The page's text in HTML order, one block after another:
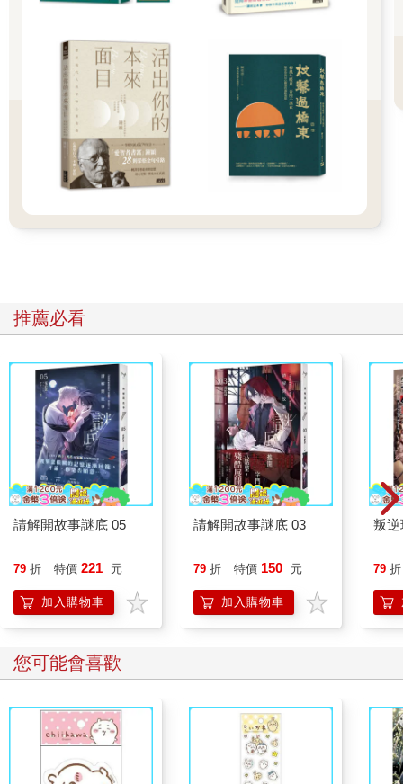
時，她們可以一次在大腦的初級整合區展開數十年相關記憶。這
是上天賜給女性養育後代的能力。
舉例而言，假如孩子在半夜發高燒了，女人會回想以往的發燒情
形，再觀察現在的狀況。如果與過去的情況不同，就會察覺到
「孩子明明發高燒，臉卻不是紅的，反而有點發青，跟之前都不
一樣……」而感到緊張。有時也會回想起老大發生過類似的情
況、自己小時候的記憶，或是幾年前在公園跟媽媽朋友聊天時得
到的資訊……全部的記憶總動員以後，再機動性地判斷該如何應
付眼前發生的狀況。
比起外表，魄力更能反映出女人的年齡。
當然，我想世上總是會有必須為了秩序而誠實堅守過去判斷的時
候，而我一直以來在職場上也是這樣做的。但是攸關家人性命的
事情，不可能講究什麼公平性或普遍性。因為有時母親或妻子的
直覺，會一眼看出醫生疏忽掉的地方。
好的，這個育兒或照護必備的「總動員過去類似記憶」的能力，
其實有個副作用。
那就是，丈夫一旦說出任何少根筋的話，妻子的腦海裡就會一次
列出他過去所有少根筋的發言。由於是在無意識之間、一瞬間發
生的事，因此很可惜的是，我們也無法阻止。仔細想想，大腦只
不過是很認真地在進行「一次列出這個當下發生的事情的相關記
憶」的作業而已。至於那是最好睜一隻眼、閉一隻眼的負面記
因此呢，如果是結婚二十年的主婦，就能夠一口氣細數二十年來
的不滿。「你還記得我在懷小明的時候，你對著孕吐很嚴重的我
說過什麼嗎？」（如今小明都已經是大學生了）類似這樣的情況
比比皆是。
把陳年積怨說得像昨天發生的事一樣充滿臨場感……這樣的妻子
在古今中外都不算稀奇。
去微不足道的失敗，卻在妻子腦中一再回放，不斷提高想起記憶
的閾值（記憶的分量）。而且，即使已再三道歉，有時候甚至買
了禮物補償，依然會發生這種事。就算有男人認為「這樣有點卑
鄙吧」也無法否認。但還是要再次強調，我們女性也無法阻止這
推薦必看
請解開故事謎底 05
79 折 特價 221 元
加入購物車
請解開故事謎底 03
79 折 特價 150 元
加入購物車
叛逆
79 折
您可能會喜歡